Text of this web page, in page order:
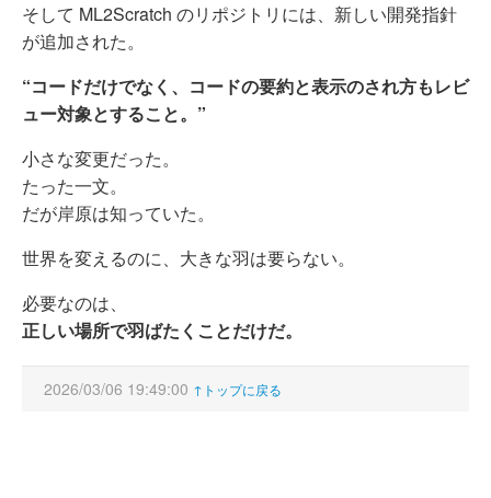
そして ML2Scratch のリポジトリには、新しい開発指針
が追加された。
“コードだけでなく、コードの要約と表示のされ方もレビ
ュー対象とすること。”
小さな変更だった。
たった一文。
だが岸原は知っていた。
世界を変えるのに、大きな羽は要らない。
必要なのは、
正しい場所で羽ばたくことだけだ。
2026/03/06 19:49:00 ↑トップに戻る